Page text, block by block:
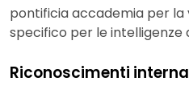
pontificia accademia per la
specifico per le intelligenze
Riconoscimenti